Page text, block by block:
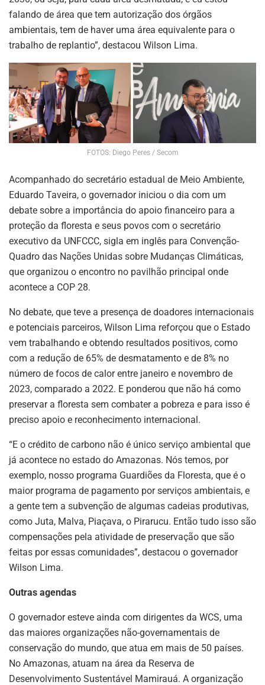
falando de área que tem autorização dos órgãos
ambientais, tem de haver uma área equivalente para o
trabalho de replantio”, destacou Wilson Lima.
FOTOS: Diego Peres / Secom
Acompanhado do secretário estadual de Meio Ambiente,
Eduardo Taveira, o governador iniciou o dia com um
debate sobre a importância do apoio financeiro para a
proteção da floresta e seus povos com o secretário
executivo da UNFCCC, sigla em inglês para Convenção-
Quadro das Nações Unidas sobre Mudanças Climáticas,
que organizou o encontro no pavilhão principal onde
acontece a COP 28.
No debate, que teve a presença de doadores internacionais
e potenciais parceiros, Wilson Lima reforçou que o Estado
vem trabalhando e obtendo resultados positivos, como
com a redução de 65% de desmatamento e de 8% no
número de focos de calor entre janeiro e novembro de
2023, comparado a 2022. E ponderou que não há como
preservar a floresta sem combater a pobreza e para isso é
preciso apoio e reconhecimento internacional.
“E o crédito de carbono não é único serviço ambiental que
já acontece no estado do Amazonas. Nós temos, por
exemplo, nosso programa Guardiões da Floresta, que é o
maior programa de pagamento por serviços ambientais, e
a gente tem a subvenção de algumas cadeias produtivas,
como Juta, Malva, Piaçava, o Pirarucu. Então tudo isso são
compensações pela atividade de preservação que são
feitas por essas comunidades”, destacou o governador
Wilson Lima.
Outras agendas
O governador esteve ainda com dirigentes da WCS, uma
das maiores organizações não-governamentais de
conservação do mundo, que atua em mais de 50 países.
No Amazonas, atuam na área da Reserva de
Desenvolvimento Sustentável Mamirauá. A organização